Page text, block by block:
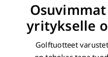
yritykselle
Golftuotteet